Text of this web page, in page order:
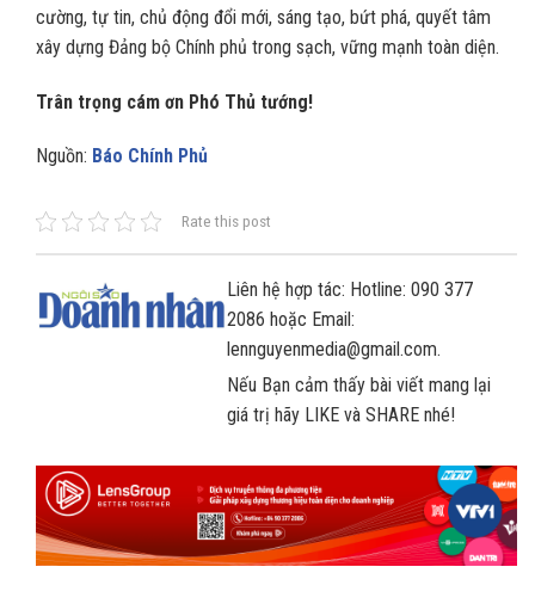
cường, tự tin, chủ động đổi mới, sáng tạo, bứt phá, quyết tâm
xây dựng Đảng bộ Chính phủ trong sạch, vững mạnh toàn diện.
Trân trọng cám ơn Phó Thủ tướng!
Nguồn: Báo Chính Phủ
Rate this post
Liên hệ hợp tác: Hotline: 090 377
2086 hoặc Email:
lennguyenmedia@gmail.com.
Nếu Bạn cảm thấy bài viết mang lại
giá trị hãy LIKE và SHARE nhé!